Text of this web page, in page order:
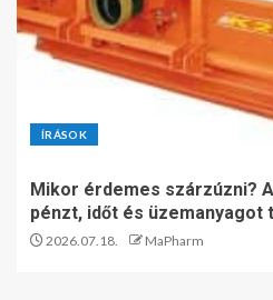
ÍRÁSOK
Mikor érdemes szárzúzni?
pénzt, időt és üzemanyagot
2026.07.18. MaPharm